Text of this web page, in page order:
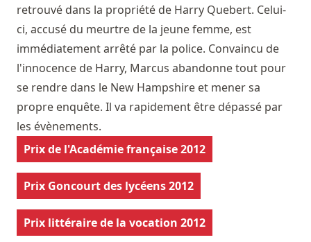
retrouvé dans la propriété de Harry Quebert. Celui-
ci, accusé du meurtre de la jeune femme, est
immédiatement arrêté par la police. Convaincu de
l'innocence de Harry, Marcus abandonne tout pour
se rendre dans le New Hampshire et mener sa
propre enquête. Il va rapidement être dépassé par
les évènements.
Prix de l'Académie française 2012
Prix Goncourt des lycéens 2012
Prix littéraire de la vocation 2012